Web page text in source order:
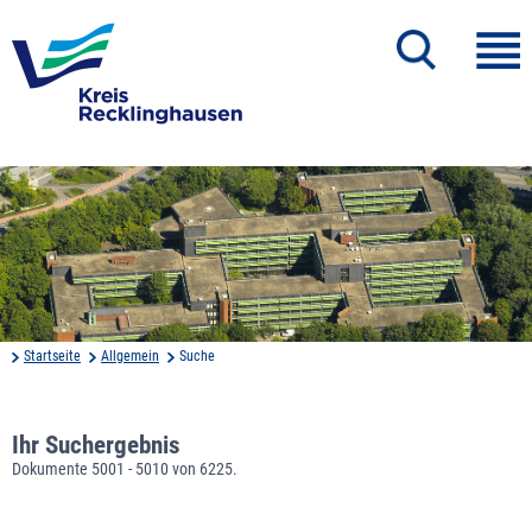
Startseite Allgemein Suche
Ihr Suchergebnis
Dokumente 5001 - 5010 von 6225.